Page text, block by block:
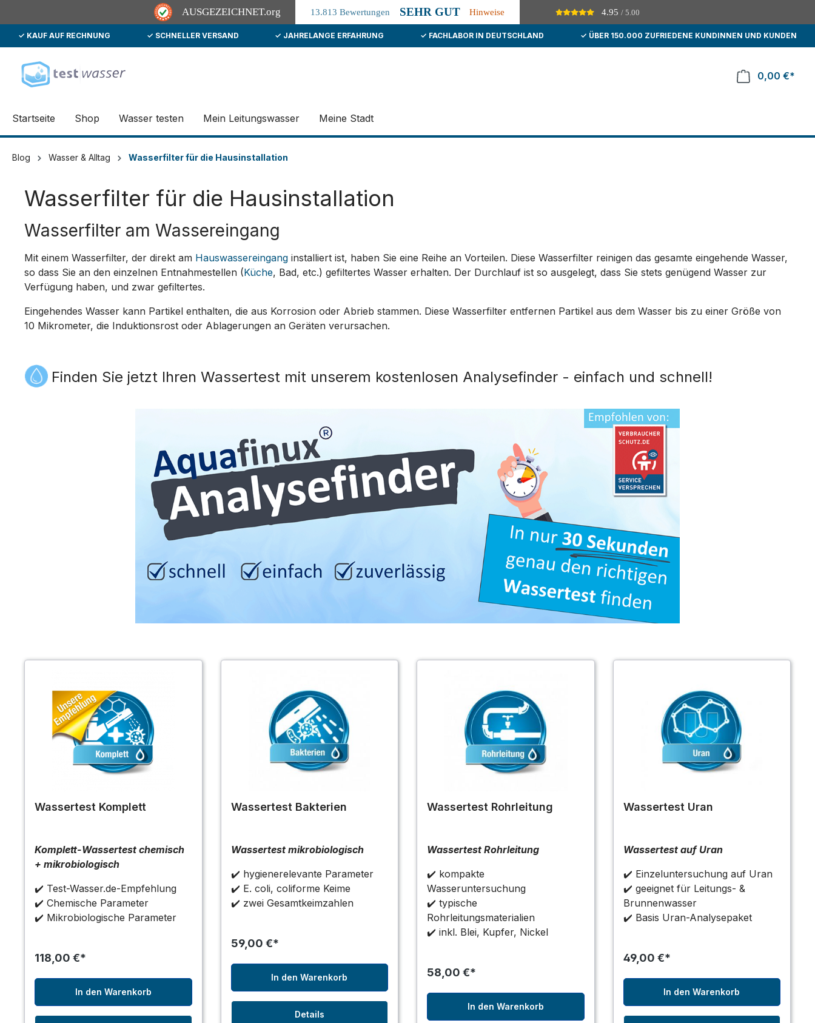
AUSGEZEICHNET.org 13.813 Bewertungen SEHR GUT Hinweise 4.95/ 5.00
Zur Hauptnavigation springen
✓ KAUF AUF RECHNUNG ✓ SCHNELLER VERSAND ✓ JAHRELANGE ERFAHRUNG ✓ FACHLABOR IN DEUTSCHLAND ✓ ÜBER 150.000 ZUFRIEDENE KUNDINNEN UND KUNDEN
0,00 €*
Startseite Shop Wasser testen Mein Leitungswasser Meine Stadt
Blog Wasser & Alltag Wasserfilter für die Hausinstallation
Wasserfilter für die Hausinstallation
Wasserfilter am Wassereingang
Mit einem Wasserfilter, der direkt am Hauswassereingang installiert ist, haben Sie eine Reihe an Vorteilen. Diese Wasserfilter reinigen das gesamte eingehende Wasser,
so dass Sie an den einzelnen Entnahmestellen (Küche, Bad, etc.) gefiltertes Wasser erhalten. Der Durchlauf ist so ausgelegt, dass Sie stets genügend Wasser zur
Verfügung haben, und zwar gefiltertes.
Eingehendes Wasser kann Partikel enthalten, die aus Korrosion oder Abrieb stammen. Diese Wasserfilter entfernen Partikel aus dem Wasser bis zu einer Größe von
10 Mikrometer, die Induktionsrost oder Ablagerungen an Geräten verursachen.
Finden Sie jetzt Ihren Wassertest mit unserem kostenlosen Analysefinder - einfach und schnell!
Wassertest Komplett
Komplett-Wassertest chemisch
+ mikrobiologisch
✔️ Test-Wasser.de-Empfehlung
✔️ Chemische Parameter
✔️ Mikrobiologische Parameter
118,00 €*
In den Warenkorb
Wassertest Bakterien
Wassertest mikrobiologisch
✔️ hygienerelevante Parameter
✔️ E. coli, coliforme Keime
✔️ zwei Gesamtkeimzahlen
59,00 €*
In den Warenkorb
Details
Wassertest Rohrleitung
Wassertest Rohrleitung
✔️ kompakte
Wasseruntersuchung
✔️ typische
Rohrleitungsmaterialien
✔️ inkl. Blei, Kupfer, Nickel
58,00 €*
In den Warenkorb
Wassertest Uran
Wassertest auf Uran
✔️ Einzeluntersuchung auf Uran
✔️ geeignet für Leitungs- &
Brunnenwasser
✔️ Basis Uran-Analysepaket
49,00 €*
In den Warenkorb